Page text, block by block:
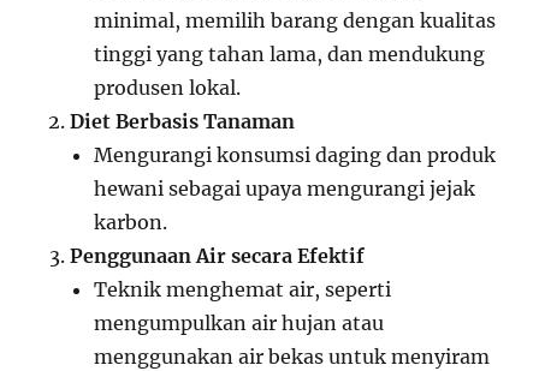
minimal, memilih barang dengan kualitas
tinggi yang tahan lama, dan mendukung
produsen lokal.
Diet Berbasis Tanaman
Mengurangi konsumsi daging dan produk
hewani sebagai upaya mengurangi jejak
karbon.
Penggunaan Air secara Efektif
Teknik menghemat air, seperti
mengumpulkan air hujan atau
menggunakan air bekas untuk menyiram